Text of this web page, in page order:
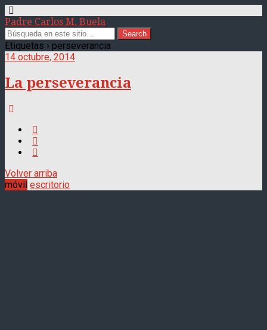
Padre Carlos M. Buela
Etiquetas › perseverancia
14 octubre, 2014
La perseverancia
Volver arriba
móvil escritorio